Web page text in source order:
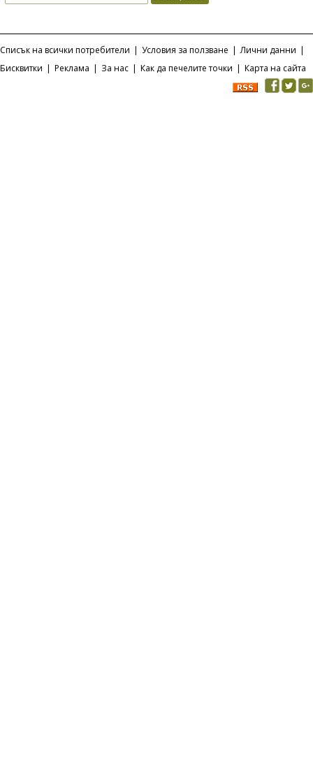
Списък на всички потребители | Условия за ползване | Лични данни |
Бисквитки | Реклама | За нас | Как да печелите точки | Карта на сайта